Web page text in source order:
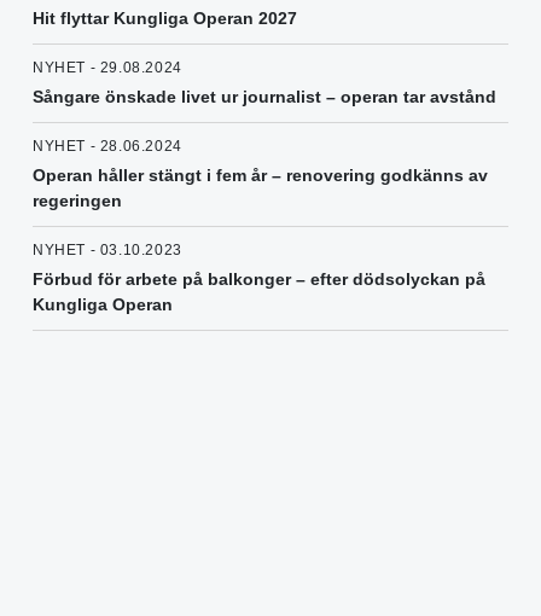
Hit flyttar Kungliga Operan 2027
NYHET - 29.08.2024
Sångare önskade livet ur journalist – operan tar avstånd
NYHET - 28.06.2024
Operan håller stängt i fem år – renovering godkänns av
regeringen
NYHET - 03.10.2023
Förbud för arbete på balkonger – efter dödsolyckan på
Kungliga Operan